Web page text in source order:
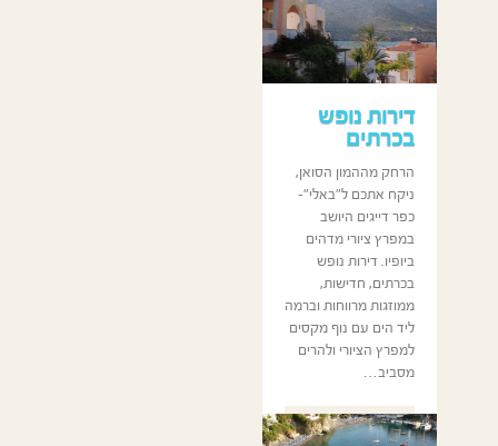
דירות נופש
בכרתים
הרחק מההמון הסואן,
ניקח אתכם ל"באלי"-
כפר דייגים היושב
במפרץ ציורי מדהים
ביופיו. דירות נופש
בכרתים, חדישות,
ממוזגות מרווחות וברמה
ליד הים עם נוף מקסים
למפרץ הציורי ולהרים
מסביב…
כותב המאמר: